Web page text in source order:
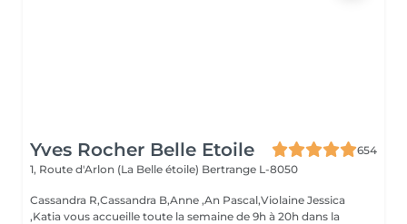
Yves Rocher Belle Etoile
654
1, Route d'Arlon (La Belle étoile) Bertrange L-8050
Cassandra R,Cassandra B,Anne ,An Pascal,Violaine Jessica
,Katia vous accueille toute la semaine de 9h à 20h dans la